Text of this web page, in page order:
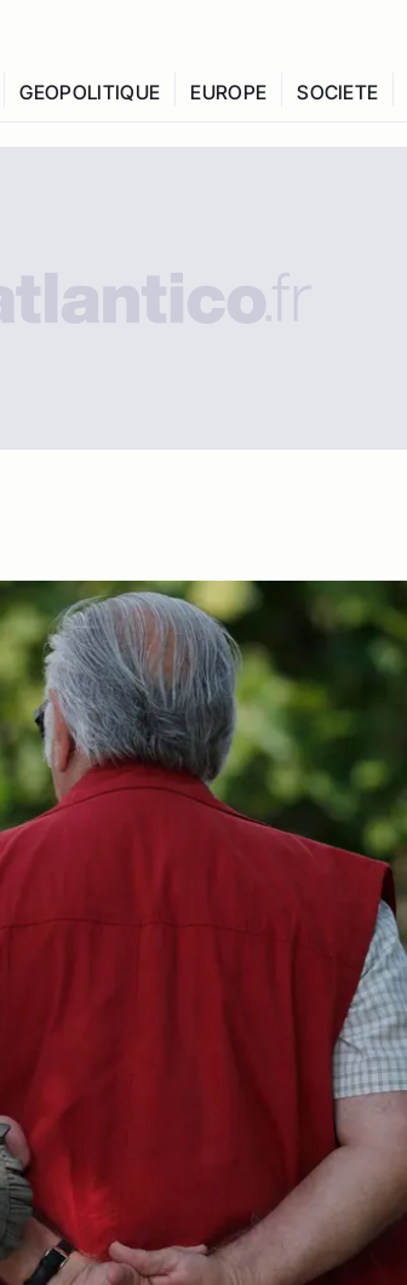
GEOPOLITIQUE EUROPE SOCIETE